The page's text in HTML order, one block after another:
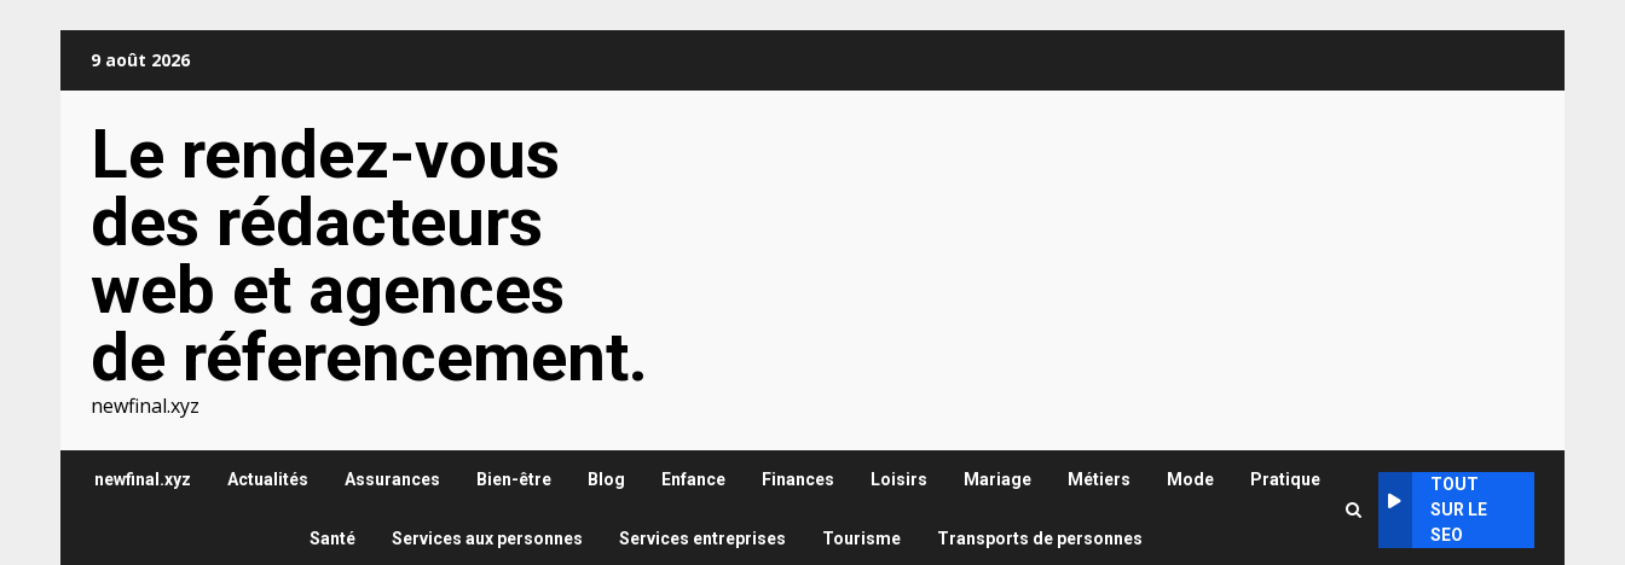
9 août 2026
Le rendez-vous
des rédacteurs
web et agences
de réferencement.
newfinal.xyz
newfinal.xyz Actualités Assurances Bien-être Blog Enfance Finances Loisirs Mariage Métiers Mode Pratique
Santé Services aux personnes Services entreprises Tourisme Transports de personnes
TOUT
SUR LE
SEO